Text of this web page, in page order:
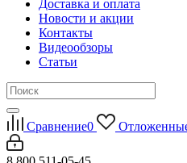
Доставка и оплата
Новости и акции
Контакты
Видеообзоры
Статьи
Сравнение0